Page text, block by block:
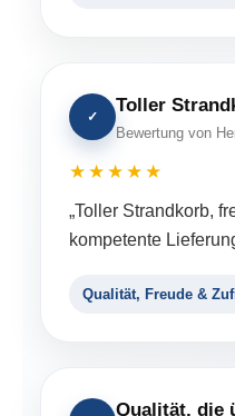
✓
Toller
Bewertung von
★★★★★
„Toller Strandkorb,
kompetente
Qualität, Freude &
Qualität, die